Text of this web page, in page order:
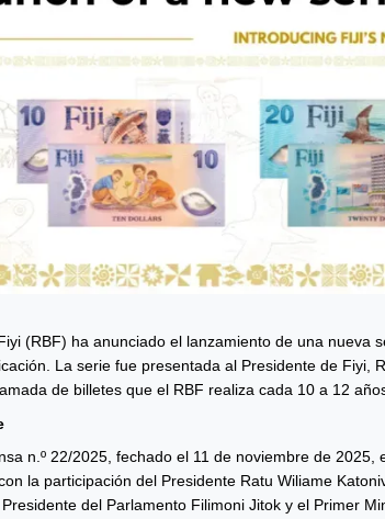
(RBF) ha anunciado el lanzamiento de una
La serie fue presentada al Presidente de
de billetes que el RBF realiza cada 10 a 12
n.º 22/2025, fechado el 11 de noviembre de
la participación del Presidente Ratu Wiliame
del Parlamento Filimoni Jitok y el Primer